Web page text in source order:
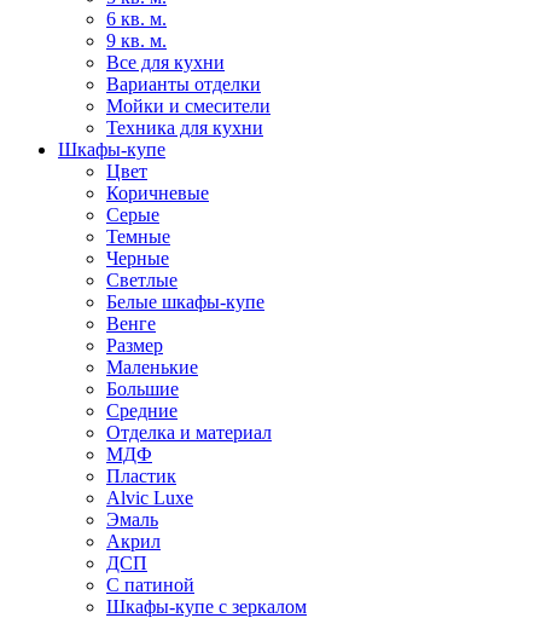
6 кв. м.
9 кв. м.
Все для кухни
Варианты отделки
Мойки и смесители
Техника для кухни
Шкафы-купе
Цвет
Коричневые
Серые
Темные
Черные
Светлые
Белые шкафы-купе
Венге
Размер
Маленькие
Большие
Средние
Отделка и материал
МДФ
Пластик
Alvic Luxe
Эмаль
Акрил
ДСП
С патиной
Шкафы-купе с зеркалом